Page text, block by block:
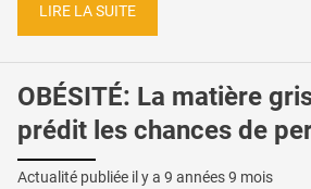
LIRE LA SUITE
OBÉSITÉ: La matière
prédit les chances de
Actualité publiée il y a 9 années 9 mois